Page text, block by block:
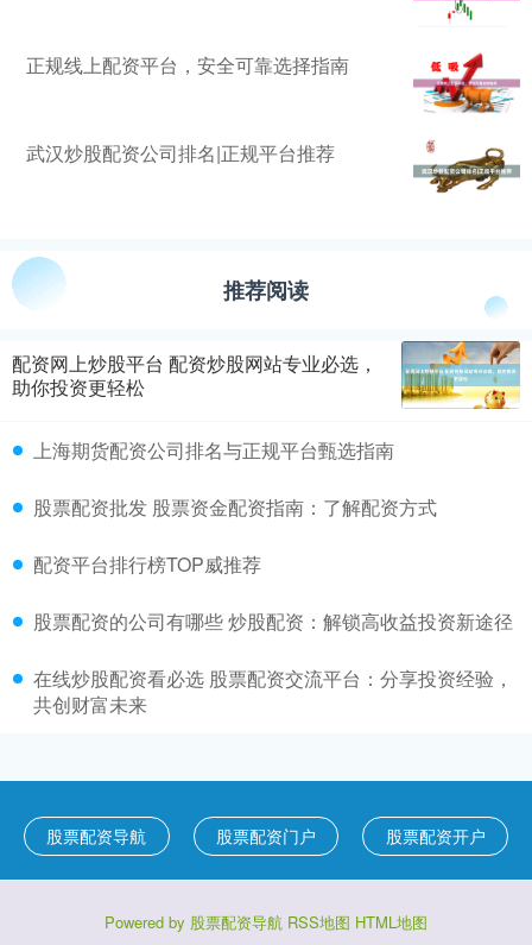
正规线上配资平台，安全可靠选择指南
武汉炒股配资公司排名|正规平台推荐
推荐阅读
配资网上炒股平台 配资炒股网站专业必选，
助你投资更轻松
上海期货配资公司排名与正规平台甄选指南
股票配资批发 股票资金配资指南：了解配资方式
配资平台排行榜TOP威推荐
股票配资的公司有哪些 炒股配资：解锁高收益投资新途径
在线炒股配资看必选 股票配资交流平台：分享投资经验，
共创财富未来
股票配资导航 股票配资门户 股票配资开户
Powered by 股票配资导航 RSS地图 HTML地图